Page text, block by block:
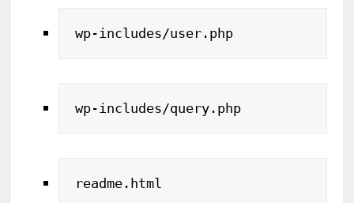
wp-includes/user.php
wp-includes/query.php
readme.html